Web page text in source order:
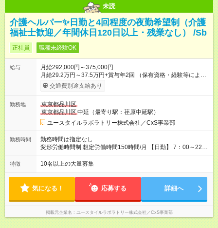
未読
介護ヘルパー✨日勤と4回程度の夜勤希望制（介護
福祉士歓迎／年間休日120日以上・残業なし） /Sb
正社員 職種未経験OK
給与
月給292,000円～375,000円
月給29.2万円～37.5万円+賞与年2回 （保有資格・経験等により
変動） 【無資格の方の入社後のモデル月収】 ［入社］ 無資
格・未経験／月収22.9万円 ［半年～1年］ 実務者研修取得／
30.2万円 ［入社3年目以降］ ジュニアコーディネー／月収
37.5万円以上 ※経験・能力等を考慮。 【試用期間】試用期間あ
り 試用期間の長さ：2ヶ月 雇用形態、給与は本採用時と同じで
す。
交通費別途支給あり
勤務地
東京都品川区
東京都品川区中延（最寄り駅：荏原中延駅）
ユースタイルラボラトリー株式会社／CxS事業部
勤務時間
勤務時間は指定なし
変形労働時間制 想定労働時間150時間/月 【日勤】 7：00～22：
00の間で7.5時間勤務／休憩1時間 【夜勤】 17：00～翌10：00
の15時間勤務／休憩２時間 ※勤務時間は各施設のシフトによる
間程度）
特徴 10名以上の大量募集
気になる！ 応募する 詳細へ
掲載元企業名 ユースタイルラボラトリー株式会社／CxS事業部